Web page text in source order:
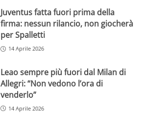
Juventus fatta fuori prima della
firma: nessun rilancio, non giocherà
per Spalletti
14 Aprile 2026
Leao sempre più fuori dal Milan di
Allegri: “Non vedono l’ora di
venderlo”
14 Aprile 2026